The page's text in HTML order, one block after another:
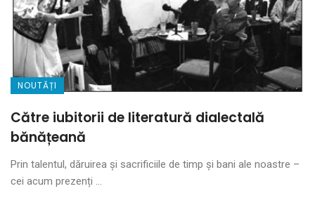
NOUTĂȚI
Către iubitorii de literatură dialectală
bănățeană
Prin talentul, dăruirea și sacrificiile de timp și bani ale noastre –
cei acum prezenți ...